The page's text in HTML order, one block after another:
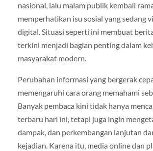
nasional, lalu malam publik kembali
memperhatikan isu sosial yang sedang
digital. Situasi seperti ini membuat
terkini menjadi bagian penting dalam
masyarakat modern.
Perubahan informasi yang bergerak
memengaruhi cara orang memahami
Banyak pembaca kini tidak hanya
terbaru hari ini, tetapi juga ingin
dampak, dan perkembangan lanjutan
kejadian. Karena itu, media online dan